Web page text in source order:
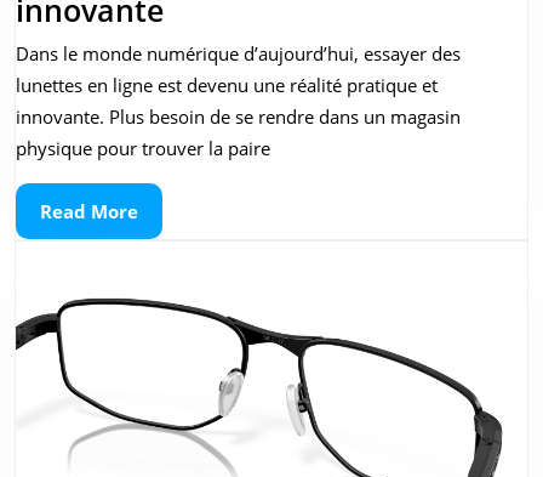
innovante
des
lunettes
en
ligne
virtuelle
pratique
innovante
Dans le monde numérique d’aujourd’hui, essayer des
lunettes en ligne est devenu une réalité pratique et
innovante. Plus besoin de se rendre dans un magasin
physique pour trouver la paire
Read MoreRead
More